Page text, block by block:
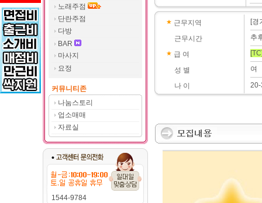
노래주점
단란주점
다방
BAR
마사지
요정
커뮤니티존
나눔스토리
업소매매
자료실
1544-9784
근무지역
근무시간
급 여
성 별
나 이
[경
추
여